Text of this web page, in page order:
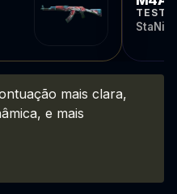
StaNi
mais clara,
e mais